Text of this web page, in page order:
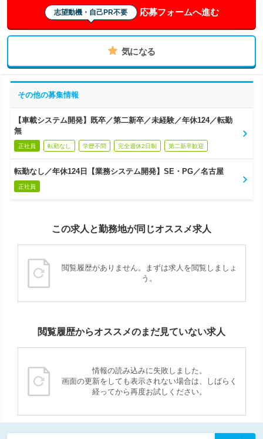
志望動機・自己PR不要 応募フォームへ進む
気になる
その他の募集情報
【車載システム開発】既卒／第二新卒／未経験／年休124／転勤
無
正社員 転勤なし 学歴不問 完全週休2日制 第二新卒歓迎
転勤なし／年休124日【業務システム開発】SE・PG／名古屋
正社員
この求人と勤務地が同じオススメ求人
閲覧履歴がありません。まずは求人を閲覧しましょ
う。
閲覧履歴からオススメのまだ見ていない求人
情報の読み込みに失敗しました。
画面の更新をしても表示されない場合は、しばらく
経ってから再度お試しください。